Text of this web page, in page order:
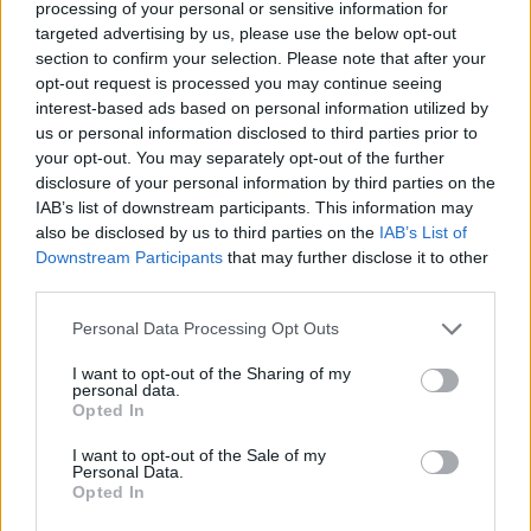
processing of your personal or sensitive information for
targeted advertising by us, please use the below opt-out
section to confirm your selection. Please note that after your
opt-out request is processed you may continue seeing
interest-based ads based on personal information utilized by
us or personal information disclosed to third parties prior to
your opt-out. You may separately opt-out of the further
disclosure of your personal information by third parties on the
IAB’s list of downstream participants. This information may
also be disclosed by us to third parties on the IAB’s List of
Downstream Participants that may further disclose it to other
Please note that this website/app uses one or more Google
not limited to your visit or usage behaviour. You may click to
grant or deny consent to Google and its third-party tags to
use your data for below specified purposes in below Google
consent section.
Personal Data Processing Opt Outs
I want to opt-out of the Sharing of my
personal data.
Opted In
I want to opt-out of the Sale of my
Personal Data.
Opted In
mega műveletet.
Izraelen belül sem mindenki hitt a terv
sikerében. Több tisztviselő kételkedett
abban, hogy egy kurd felkelés valóban képes
lenne megrendíteni az iráni rendszert. A
Moszadhoz közel álló források ugyanakkor
arra hivatkoztak, hogy a hírszerző
szolgálatok számos olyan műveletet
hajtottak már végre korábban, amelyet sokan
szintén lehetetlennek tartottak.
Izraelben kiképzett iráni Moszad-
ügynökök csaptak le a teheráni